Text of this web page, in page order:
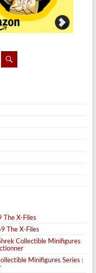
The X-Files
The X-Files
Collectible Minifigures
Minifigures Series :